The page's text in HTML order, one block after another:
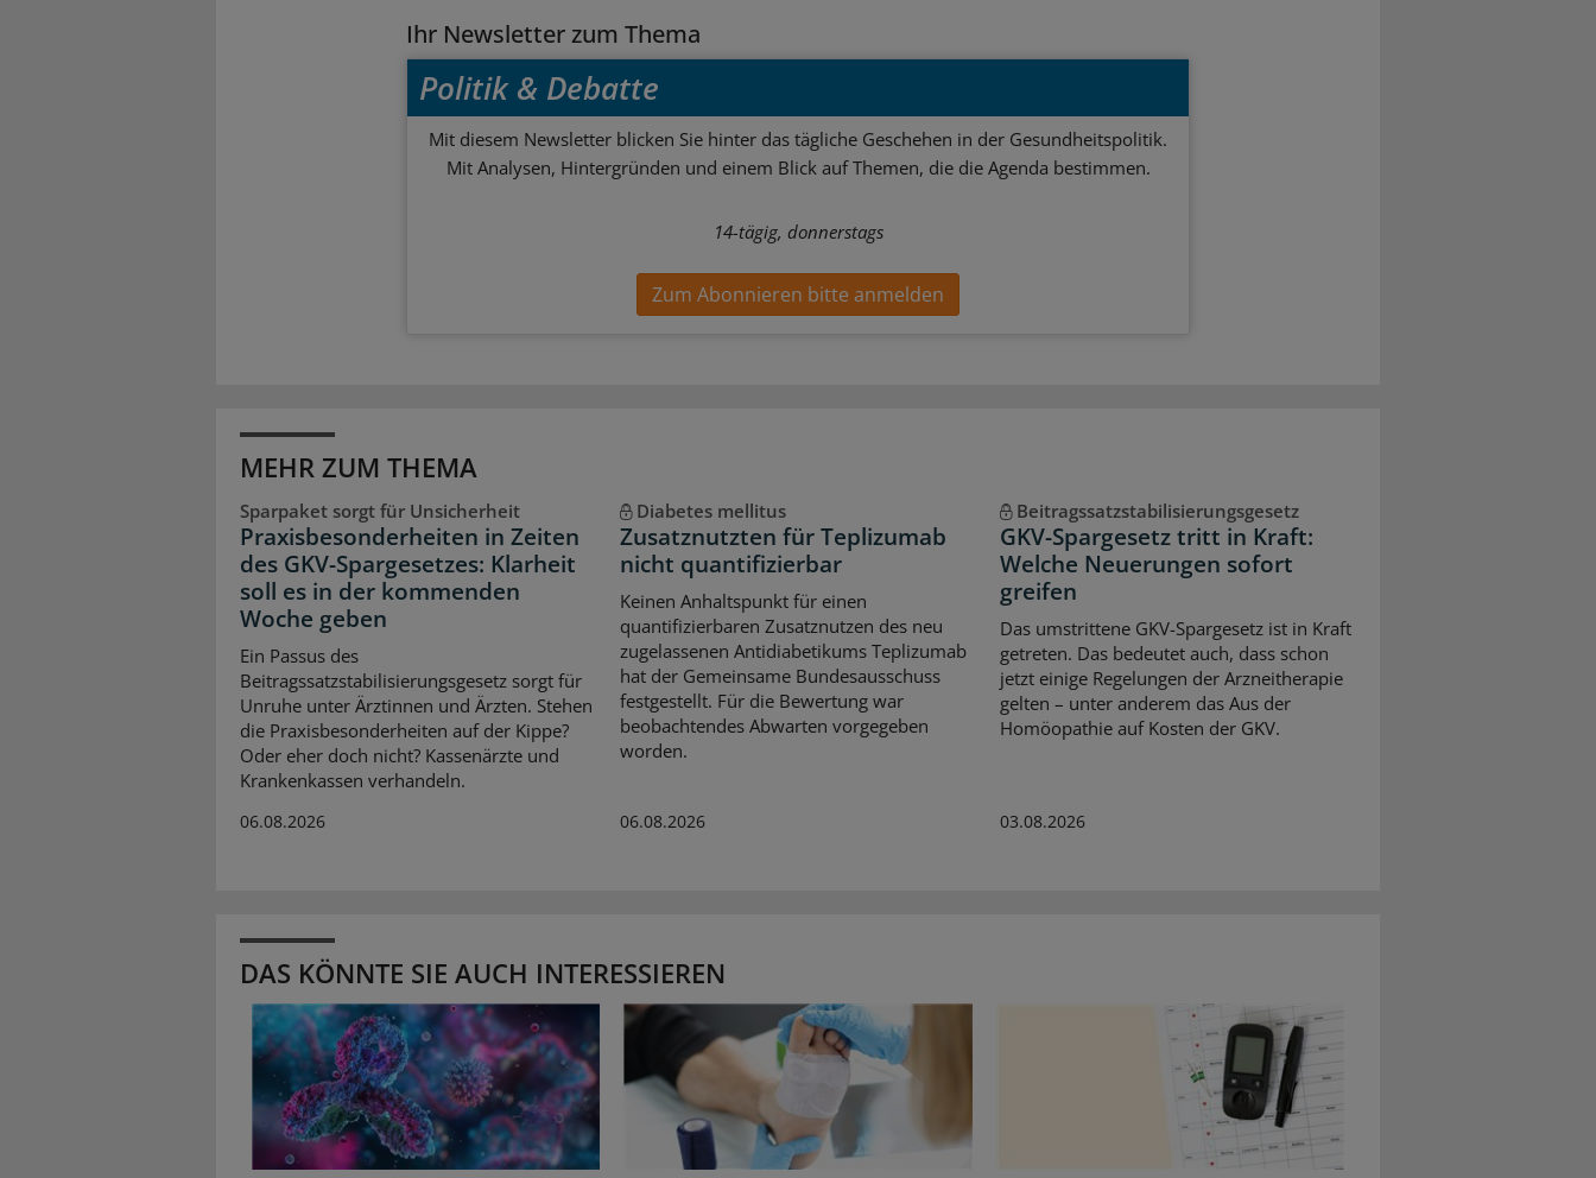
Ihr Newsletter zum Thema
Politik & Debatte
Mit diesem Newsletter blicken Sie hinter das tägliche Geschehen in der Gesundheitspolitik.
Mit Analysen, Hintergründen und einem Blick auf Themen, die die Agenda bestimmen.
14-tägig, donnerstags
Zum Abonnieren bitte anmelden
MEHR ZUM THEMA
Sparpaket sorgt für Unsicherheit
Praxisbesonderheiten in Zeiten
des GKV-Spargesetzes: Klarheit
soll es in der kommenden
Woche geben
Ein Passus des
Beitragssatzstabilisierungsgesetz sorgt für
Unruhe unter Ärztinnen und Ärzten. Stehen
die Praxisbesonderheiten auf der Kippe?
Oder eher doch nicht? Kassenärzte und
Krankenkassen verhandeln.
06.08.2026
Diabetes mellitus
Zusatznutzten für Teplizumab
nicht quantifizierbar
Keinen Anhaltspunkt für einen
quantifizierbaren Zusatznutzen des neu
zugelassenen Antidiabetikums Teplizumab
hat der Gemeinsame Bundesausschuss
festgestellt. Für die Bewertung war
beobachtendes Abwarten vorgegeben
worden.
06.08.2026
Beitragssatzstabilisierungsgesetz
GKV-Spargesetz tritt in Kraft:
Welche Neuerungen sofort
greifen
Das umstrittene GKV-Spargesetz ist in Kraft
getreten. Das bedeutet auch, dass schon
jetzt einige Regelungen der Arzneitherapie
gelten – unter anderem das Aus der
Homöopathie auf Kosten der GKV.
03.08.2026
DAS KÖNNTE SIE AUCH INTERESSIEREN